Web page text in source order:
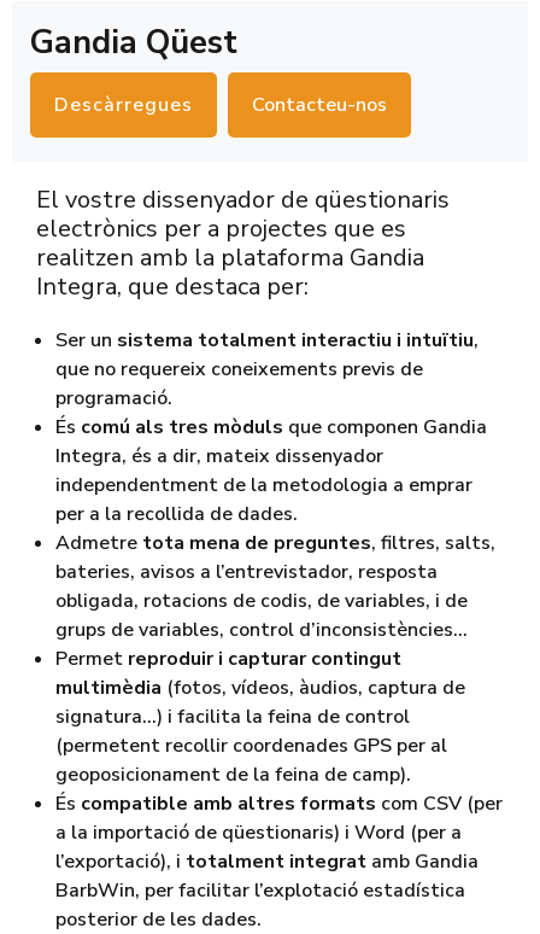
Gandia Qüest
Descàrregues Contacteu-nos
El vostre dissenyador de qüestionaris
electrònics per a projectes que es
realitzen amb la plataforma Gandia
Integra, que destaca per:
Ser un sistema totalment interactiu i intuïtiu,
que no requereix coneixements previs de
programació.
És comú als tres mòduls que componen Gandia
Integra, és a dir, mateix dissenyador
independentment de la metodologia a emprar
per a la recollida de dades.
Admetre tota mena de preguntes, filtres, salts,
bateries, avisos a l’entrevistador, resposta
obligada, rotacions de codis, de variables, i de
grups de variables, control d’inconsistències…
Permet reproduir i capturar contingut
multimèdia (fotos, vídeos, àudios, captura de
signatura…) i facilita la feina de control
(permetent recollir coordenades GPS per al
geoposicionament de la feina de camp).
És compatible amb altres formats com CSV (per
a la importació de qüestionaris) i Word (per a
l’exportació), i totalment integrat amb Gandia
BarbWin, per facilitar l’explotació estadística
posterior de les dades.